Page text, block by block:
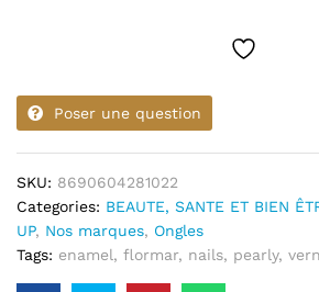
Poser une question
SKU: 8690604281022
Categories: BEAUTE, SANTE ET BIEN
UP, Nos marques, Ongles
Tags: enamel, flormar, nails, pearly,